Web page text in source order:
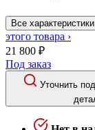
Все характеристики
этого товара ›
21 800 ₽
Под заказ
Уточнить